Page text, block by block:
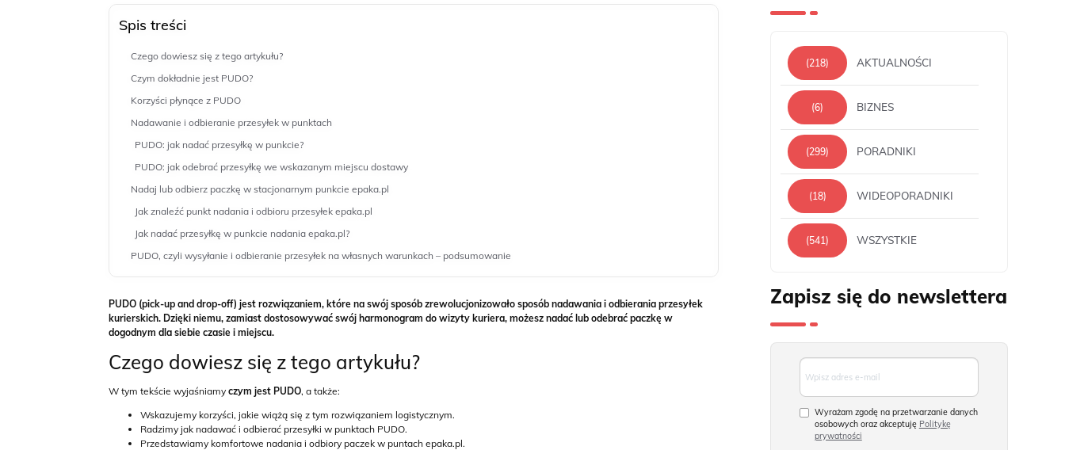
Spis treści
Czego dowiesz się z tego artykułu?
Czym dokładnie jest PUDO?
Korzyści płynące z PUDO
Nadawanie i odbieranie przesyłek w punktach
PUDO: jak nadać przesyłkę w punkcie?
PUDO: jak odebrać przesyłkę we wskazanym miejscu dostawy
Nadaj lub odbierz paczkę w stacjonarnym punkcie epaka.pl
Jak znaleźć punkt nadania i odbioru przesyłek epaka.pl
Jak nadać przesyłkę w punkcie nadania epaka.pl?
PUDO, czyli wysyłanie i odbieranie przesyłek na własnych warunkach – podsumowanie
PUDO (pick-up and drop-off) jest rozwiązaniem, które na swój sposób zrewolucjonizowało sposób nadawania i odbierania przesyłek
kurierskich. Dzięki niemu, zamiast dostosowywać swój harmonogram do wizyty kuriera, możesz nadać lub odebrać paczkę w
dogodnym dla siebie czasie i miejscu.
Czego dowiesz się z tego artykułu?
W tym tekście wyjaśniamy czym jest PUDO, a także:
Wskazujemy korzyści, jakie wiążą się z tym rozwiązaniem logistycznym.
Radzimy jak nadawać i odbierać przesyłki w punktach PUDO.
Przedstawiamy komfortowe nadania i odbiory paczek w puntach epaka.pl.
(218) AKTUALNOŚCI
(6) BIZNES
(299) PORADNIKI
(18) WIDEOPORADNIKI
(541) WSZYSTKIE
Zapisz się do newslettera
Wyrażam zgodę na przetwarzanie danych
osobowych oraz akceptuję Politykę
prywatności